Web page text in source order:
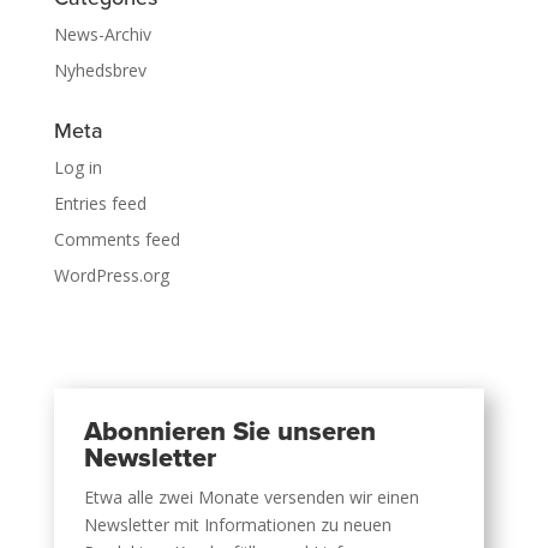
News-Archiv
Nyhedsbrev
Meta
Log in
Entries feed
Comments feed
WordPress.org
Abonnieren Sie unseren
Newsletter
Etwa alle zwei Monate versenden wir einen
Newsletter mit Informationen zu neuen